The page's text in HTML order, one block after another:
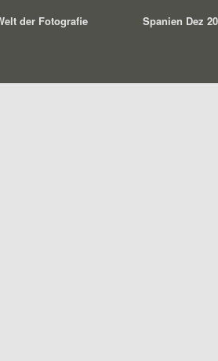
der Fotografie Spanien Dez